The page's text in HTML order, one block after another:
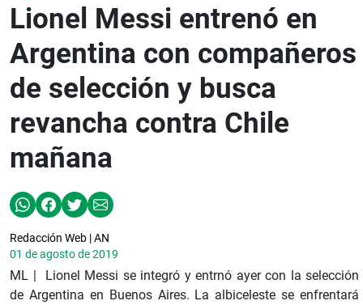
Lionel Messi entrenó en
Argentina con compañeros
de selección y busca
revancha contra Chile
mañana
Redacción Web | AN
01 de agosto de 2019
ML | Lionel Messi se integró y entrnó ayer con la selección
de Argentina en Buenos Aires. La albiceleste se enfrentará